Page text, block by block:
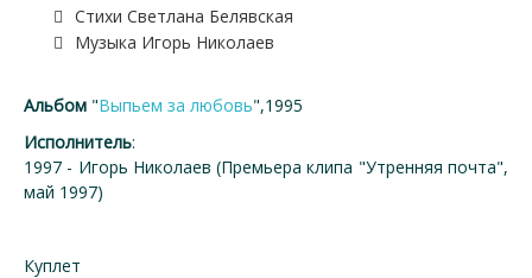
Стихи Светлана Белявская
Музыка Игорь Николаев
Альбом "Выпьем за любовь",1995
Исполнитель:
1997 - Игорь Николаев (Премьера клипа "Утренняя почта",
май 1997)
Куплет